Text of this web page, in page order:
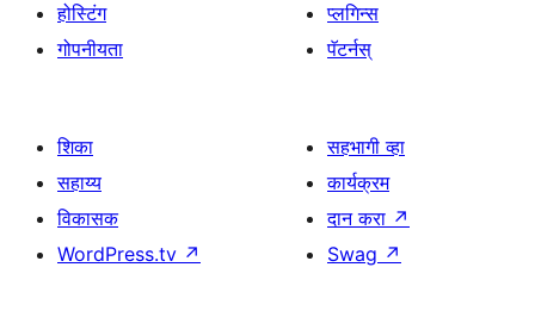
होस्टिंग
गोपनीयता
प्लगिन्स
पॅटर्नस्
शिका
सहाय्य
विकासक
WordPress.tv ↗
सहभागी व्हा
कार्यक्रम
दान करा ↗
Swag ↗